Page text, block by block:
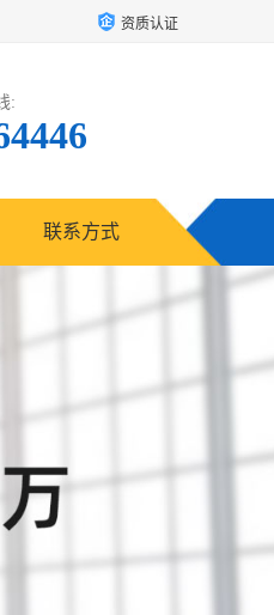
资质认证
:
联系方式